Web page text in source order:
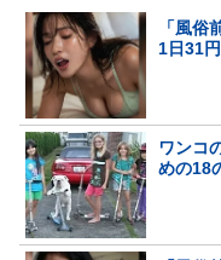
「風俗
1日31
ワンコ
めの18